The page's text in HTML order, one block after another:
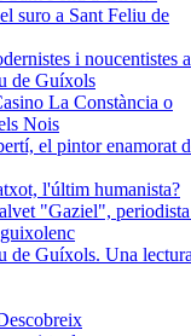
suro a Sant Feliu de
i noucentistes a
de Guíxols
La Constància o
Nois
el pintor enamorat
l'últim humanista?
"Gaziel",
de Guíxols. Una lectura